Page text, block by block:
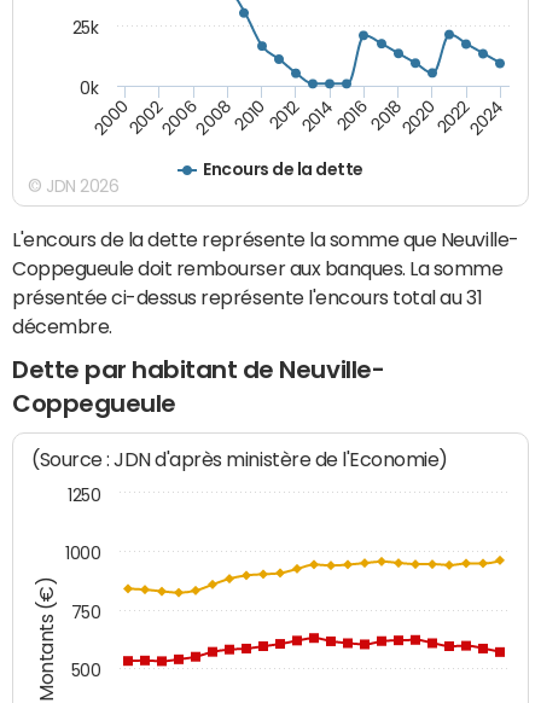
Encours de la dette
200020022006200820102012201420162018202020222024
0k
25k
© JDN 2026
L'encours de la dette représente la somme que Neuville-
Coppegueule doit rembourser aux banques. La somme
présentée ci-dessus représente l'encours total au 31
décembre.
Dette par habitant de Neuville-
Coppegueule
Montants (€)
(Source : JDN d'après ministère de l'Economie)
500
750
1000
1250